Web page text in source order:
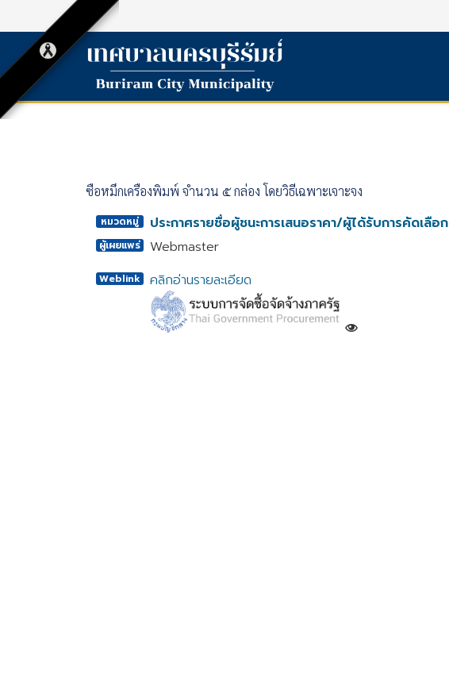
ซื้อหมึกเครื่องพิมพ์ จำนวน ๕ กล่อง โดยวิธีเฉพาะเจาะจง
หมวดหมู่ ประกาศรายชื่อผู้ชนะการเสนอราคา/ผู้ได้รับการคัดเลือก
ผู้เผยแพร่ Webmaster
Weblink คลิกอ่านรายละเอียด